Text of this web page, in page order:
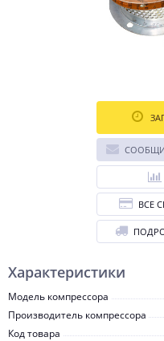
Характеристики
Модель компрессора
Производитель компрессора
Код товара
ВСЕ